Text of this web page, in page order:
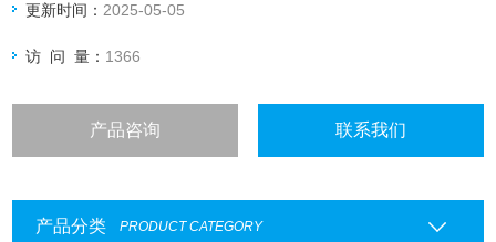
更新时间： 2025-05-05
访 问 量： 1366
产品咨询 联系我们
产品分类 PRODUCT CATEGORY